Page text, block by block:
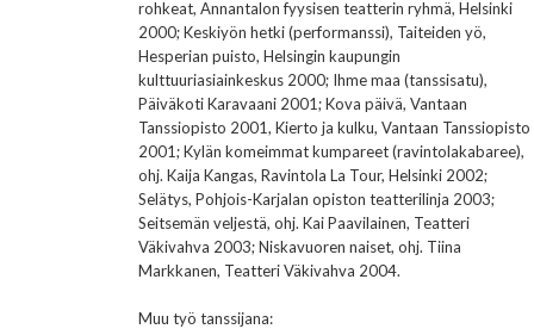
rohkeat, Annantalon fyysisen teatterin ryhmä, Helsinki
2000; Keskiyön hetki (performanssi), Taiteiden yö,
Hesperian puisto, Helsingin kaupungin
kulttuuriasiainkeskus 2000; Ihme maa (tanssisatu),
Päiväkoti Karavaani 2001; Kova päivä, Vantaan
Tanssiopisto 2001, Kierto ja kulku, Vantaan Tanssiopisto
2001; Kylän komeimmat kumpareet (ravintolakabaree),
ohj. Kaija Kangas, Ravintola La Tour, Helsinki 2002;
Selätys, Pohjois-Karjalan opiston teatterilinja 2003;
Seitsemän veljestä, ohj. Kai Paavilainen, Teatteri
Väkivahva 2003; Niskavuoren naiset, ohj. Tiina
Markkanen, Teatteri Väkivahva 2004.
Muu työ tanssijana: